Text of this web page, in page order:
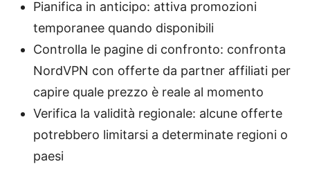
Pianifica in anticipo: attiva promozioni
temporanee quando disponibili
Controlla le pagine di confronto: confronta
NordVPN con offerte da partner affiliati per
capire quale prezzo è reale al momento
Verifica la validità regionale: alcune offerte
potrebbero limitarsi a determinate regioni o
paesi